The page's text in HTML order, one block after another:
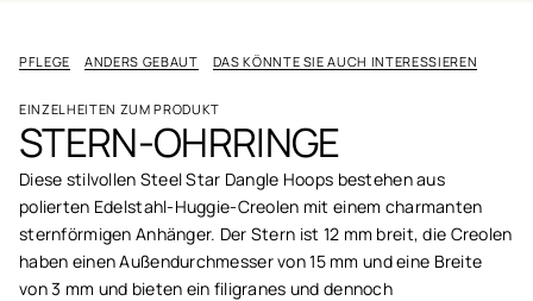
PFLEGE ANDERS GEBAUT DAS KÖNNTE SIE AUCH INTERESSIEREN
EINZELHEITEN ZUM PRODUKT
STERN-OHRRINGE
Diese stilvollen Steel Star Dangle Hoops bestehen aus
polierten Edelstahl-Huggie-Creolen mit einem charmanten
sternförmigen Anhänger. Der Stern ist 12 mm breit, die Creolen
haben einen Außendurchmesser von 15 mm und eine Breite
von 3 mm und bieten ein filigranes und dennoch